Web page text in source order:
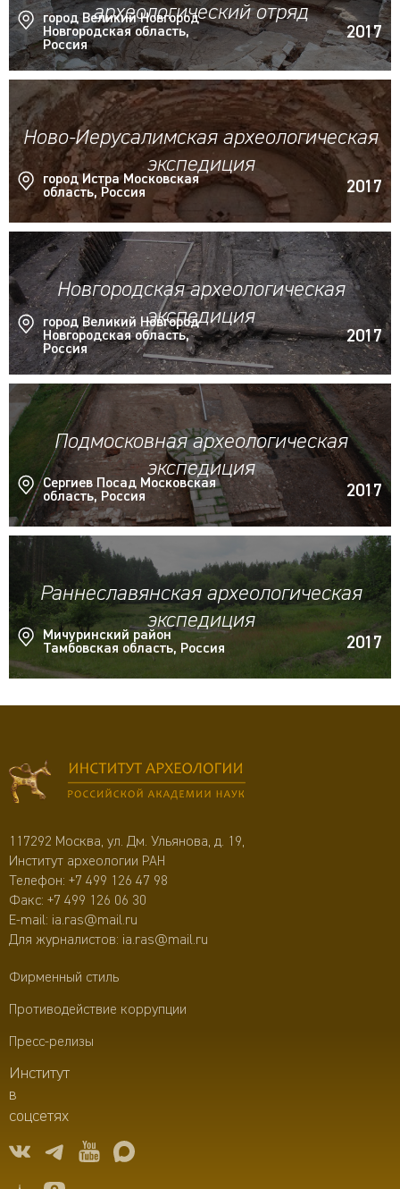
археологический отряд
город Великий Новгород
Новгородская область,
Россия
2017
Ново-Иерусалимская археологическая
экспедиция
город Истра Московская
область, Россия
2017
Новгородская археологическая
экспедиция
город Великий Новгород
Новгородская область,
Россия
2017
Подмосковная археологическая
экспедиция
Сергиев Посад Московская
область, Россия
2017
Раннеславянская археологическая
экспедиция
Мичуринский район
Тамбовская область, Россия
2017
117292 Москва, ул. Дм. Ульянова, д. 19,
Институт археологии РАН
Телефон: +7 499 126 47 98
Факс: +7 499 126 06 30
E-mail: ia.ras@mail.ru
Для журналистов: ia.ras@mail.ru
Фирменный стиль
Противодействие коррупции
Пресс-релизы
Институт
в
соцсетях